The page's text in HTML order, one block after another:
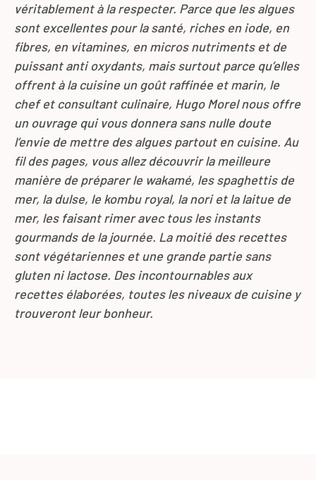
véritablement à la respecter. Parce que les algues
sont excellentes pour la santé, riches en iode, en
fibres, en vitamines, en micros nutriments et de
puissant anti oxydants, mais surtout parce qu’elles
offrent à la cuisine un goût raffinée et marin, le
chef et consultant culinaire, Hugo Morel nous offre
un ouvrage qui vous donnera sans nulle doute
l’envie de mettre des algues partout en cuisine. Au
fil des pages, vous allez découvrir la meilleure
manière de préparer le wakamé, les spaghettis de
mer, la dulse, le kombu royal, la nori et la laitue de
mer, les faisant rimer avec tous les instants
gourmands de la journée. La moitié des recettes
sont végétariennes et une grande partie sans
gluten ni lactose. Des incontournables aux
recettes élaborées, toutes les niveaux de cuisine y
trouveront leur bonheur.